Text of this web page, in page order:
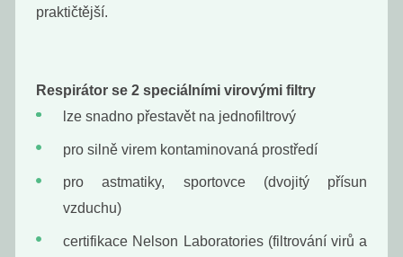
Momentálně
celozrnný 300 g
63Kč/ Kg
Načíst
praktičtější.
Respirátor se 2 speciálními virovými filtry
lze snadno přestavět na jednofiltrový
pro silně virem kontaminovaná prostředí
pro astmatiky, sportovce (dvojitý přísun
vzduchu)
certifikace Nelson Laboratories (filtrování virů a